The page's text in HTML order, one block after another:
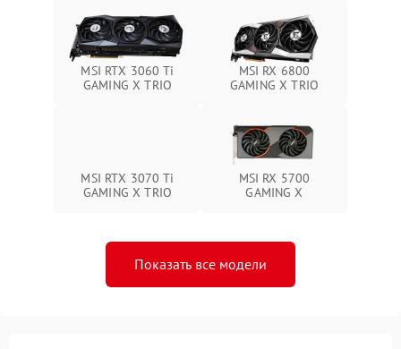
MSI RTX 3060 Ti
GAMING X TRIO
MSI RX 6800
GAMING X TRIO
MSI RTX 3070 Ti
GAMING X TRIO
MSI RX 5700
GAMING X
Показать все модели